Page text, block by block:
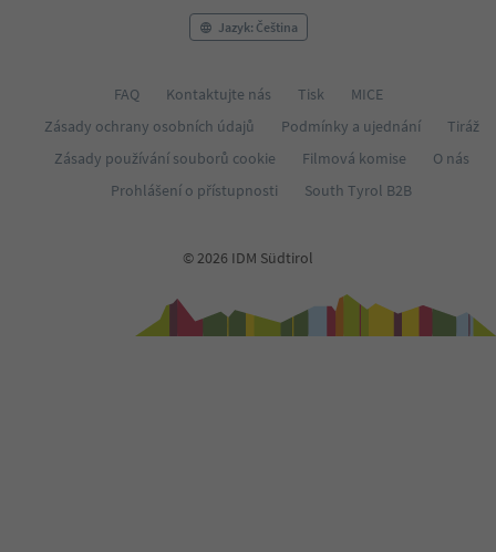
Jazyk: Čeština
FAQ Kontaktujte nás Tisk
MICE
Zásady ochrany osobních údajů
Podmínky a ujednání
Tiráž
Zásady používání souborů cookie
Filmová komise
O nás
Prohlášení o přístupnosti
South Tyrol B2B
© 2026 IDM Südtirol